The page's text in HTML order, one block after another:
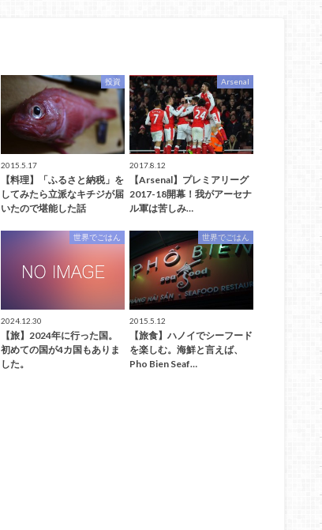
投資
2015.5.17
【料理】「ふるさと納税」を
してみたら立派なキチジが届
いたので堪能した話
Arsenal
2017.8.12
【Arsenal】プレミアリーグ
2017-18開幕！我がアーセナ
ル軍は苦しみ…
世界でごはん
2024.12.30
【旅】2024年に行った国。
初めての国が4カ国もありま
した。
世界でごはん
2015.5.12
【旅食】ハノイでシーフード
を楽しむ。海鮮と言えば、
Pho Bien Seaf…